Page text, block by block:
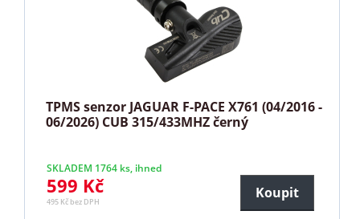
TPMS senzor JAGUAR F-PACE X761 (04/2016 -
06/2026) CUB 315/433MHZ černý
SKLADEM 1764 ks, ihned
599 Kč
495 Kč bez DPH
Koupit